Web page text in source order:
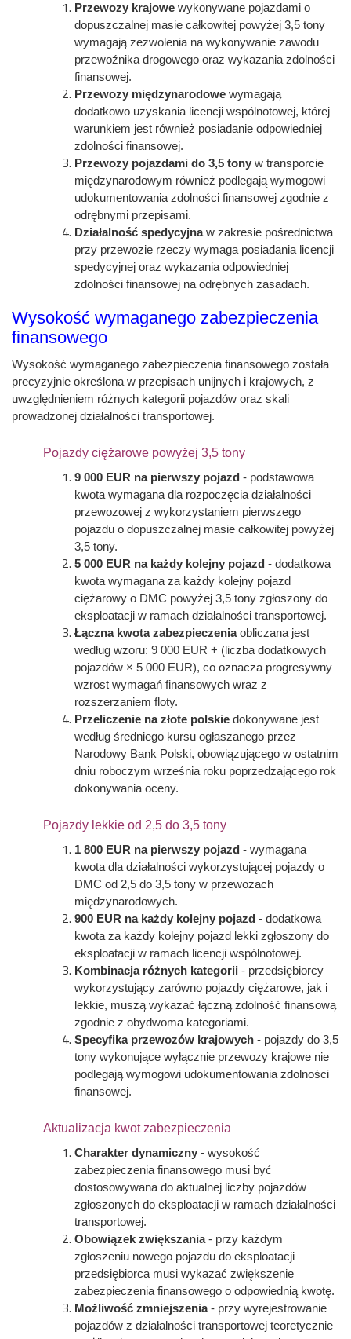
Przewozy krajowe wykonywane pojazdami o
dopuszczalnej masie całkowitej powyżej 3,5 tony
wymagają zezwolenia na wykonywanie zawodu
przewoźnika drogowego oraz wykazania zdolności
finansowej.
Przewozy międzynarodowe wymagają
dodatkowo uzyskania licencji wspólnotowej, której
warunkiem jest również posiadanie odpowiedniej
zdolności finansowej.
Przewozy pojazdami do 3,5 tony w transporcie
międzynarodowym również podlegają wymogowi
udokumentowania zdolności finansowej zgodnie z
odrębnymi przepisami.
Działalność spedycyjnaw zakresie pośrednictwa
przy przewozie rzeczy wymaga posiadania licencji
spedycyjnej oraz wykazania odpowiedniej
zdolności finansowej na odrębnych zasadach.
Wysokość wymaganego zabezpieczenia
finansowego
Wysokość wymaganego zabezpieczenia finansowego została
precyzyjnie określona w przepisach unijnych i krajowych, z
uwzględnieniem różnych kategorii pojazdów oraz skali
prowadzonej działalności transportowej.
Pojazdy ciężarowe powyżej 3,5 tony
9 000 EUR na pierwszy pojazd - podstawowa
kwota wymagana dla rozpoczęcia działalności
przewozowej z wykorzystaniem pierwszego
pojazdu o dopuszczalnej masie całkowitej powyżej
3,5 tony.
5 000 EUR na każdy kolejny pojazd - dodatkowa
kwota wymagana za każdy kolejny pojazd
ciężarowy o DMC powyżej 3,5 tony zgłoszony do
eksploatacji w ramach działalności transportowej.
Łączna kwota zabezpieczeniaobliczana jest
według wzoru: 9 000 EUR + (liczba dodatkowych
pojazdów × 5 000 EUR), co oznacza progresywny
wzrost wymagań finansowych wraz z
rozszerzaniem floty.
Przeliczenie na złote polskie dokonywane jest
według średniego kursu ogłaszanego przez
Narodowy Bank Polski, obowiązującego w ostatnim
dniu roboczym września roku poprzedzającego rok
dokonywania oceny.
Pojazdy lekkie od 2,5 do 3,5 tony
1 800 EUR na pierwszy pojazd - wymagana
kwota dla działalności wykorzystującej pojazdy o
DMC od 2,5 do 3,5 tony w przewozach
międzynarodowych.
900 EUR na każdy kolejny pojazd - dodatkowa
kwota za każdy kolejny pojazd lekki zgłoszony do
eksploatacji w ramach licencji wspólnotowej.
Kombinacja różnych kategorii - przedsiębiorcy
wykorzystujący zarówno pojazdy ciężarowe, jak i
lekkie, muszą wykazać łączną zdolność finansową
zgodnie z obydwoma kategoriami.
Specyfika przewozów krajowych - pojazdy do 3,5
tony wykonujące wyłącznie przewozy krajowe nie
podlegają wymogowi udokumentowania zdolności
finansowej.
Aktualizacja kwot zabezpieczenia
Charakter dynamiczny - wysokość
zabezpieczenia finansowego musi być
dostosowywana do aktualnej liczby pojazdów
zgłoszonych do eksploatacji w ramach działalności
transportowej.
Obowiązek zwiększania- przy każdym
zgłoszeniu nowego pojazdu do eksploatacji
przedsiębiorca musi wykazać zwiększenie
zabezpieczenia finansowego o odpowiednią kwotę.
Możliwość zmniejszenia- przy wyrejestrowanie
pojazdów z działalności transportowej teoretycznie